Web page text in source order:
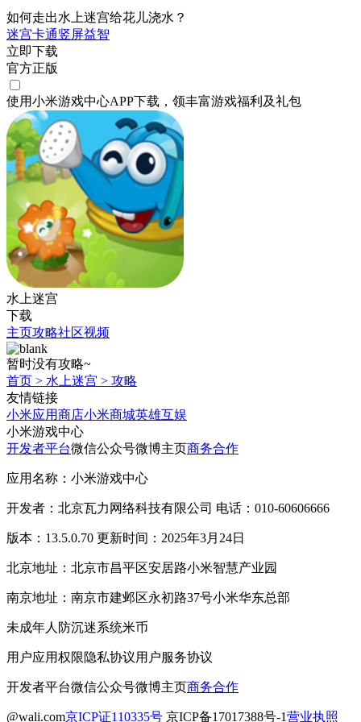
如何走出水上迷宫给花儿浇水？
迷宫卡通竖屏益智
立即下载
官方正版
使用小米游戏中心APP下载 ，领丰富游戏福利 及礼包
水上迷宫
下载
主页攻略社区视频
暂时没有攻略~
首页 > 水上迷宫 > 攻略
友情链接
小米应用商店小米商城英雄互娱
小米游戏中心
开发者平台微信公众号微博主页商务合作
应用名称：小米游戏中心
开发者：北京瓦力网络科技有限公司 电话：010-60606666
版本：13.5.0.70 更新时间：2025年3月24日
北京地址：北京市昌平区安居路小米智慧产业园
南京地址：南京市建邺区永初路37号小米华东总部
未成年人防沉迷系统米币
用户应用权限隐私协议用户服务协议
开发者平台微信公众号微博主页商务合作
@wali.com京ICP证110335号 京ICP备17017388号-1营业执照